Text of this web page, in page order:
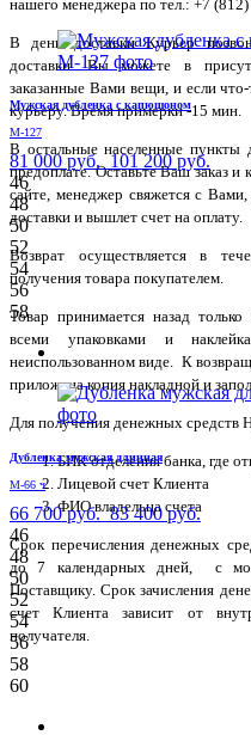
нашего менеджера по тел.: +7
В день доставки Курьер
доставки. Вы можете в
заказанные Вами вещи, и если
курьеру. Время примерки -15 мин.
В остальные населенные пункты
предоплате. Оставьте Ваш заказ
сайте, менеджер свяжется с
доставки и вышлет счет на оплату.
Возврат осуществляется в
получения товара покупателем.
Товар принимается назад
всеми упаковками и
неиспользованном виде. К
приложена копия накладной и
Для получения денежных средств
БИК отделения банка, где
Лицевой счет Клиента
ФИО владельца счета
Срок перечисления денежных
до 7 календарных дней, с
Поставщику. Срок зачисления
счет Клиента зависит от
получателя.
Мужская дубленка с капюшоном
М-127
81 000 руб. 101 200 руб.
46
48
50
52
54
56
58
Дубленка мужская длинная
М-66 ч
66 700 руб. 83 400 руб.
46
48
50
52
54
56
58
60